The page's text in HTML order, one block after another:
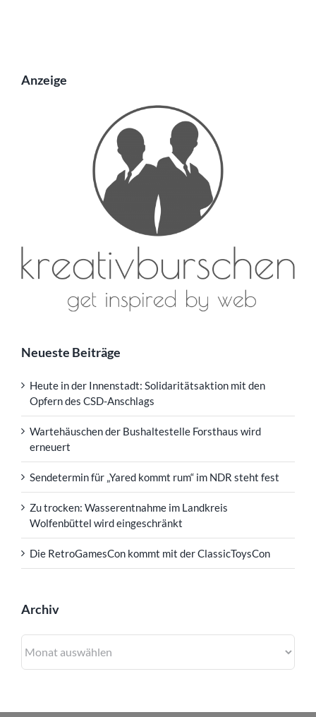
Anzeige
Neueste Beiträge
Heute in der Innenstadt: Solidaritätsaktion mit den
Opfern des CSD-Anschlags
Wartehäuschen der Bushaltestelle Forsthaus wird
erneuert
Sendetermin für „Yared kommt rum“ im NDR steht fest
Zu trocken: Wasserentnahme im Landkreis
Wolfenbüttel wird eingeschränkt
Die RetroGamesCon kommt mit der ClassicToysCon
Archiv